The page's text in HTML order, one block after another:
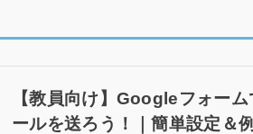
【教員向け】Googleフォー
ールを送ろう！｜簡単設定＆